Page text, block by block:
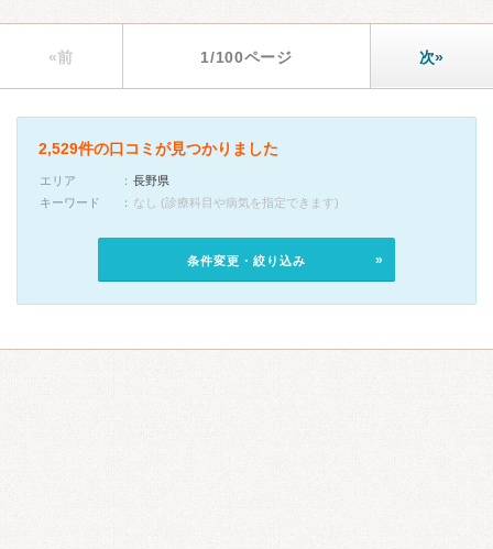
«前 1/100ページ 次»
2,529件の口コミが見つかりました
エリア
長野県
キーワード
なし (診療科目や病気を指定できます)
条件変更・絞り込み